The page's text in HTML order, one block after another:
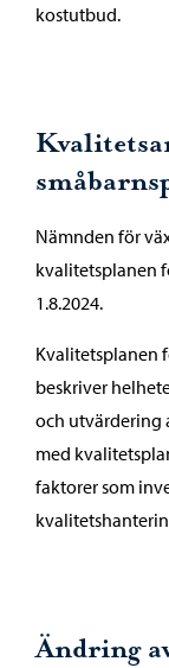
kostutbud.
Nämnden för
kvalitetsplanen
1.8.2024.
Kvalitetsplanen
beskriver
och utvärdering
med
faktorer som
Ändring